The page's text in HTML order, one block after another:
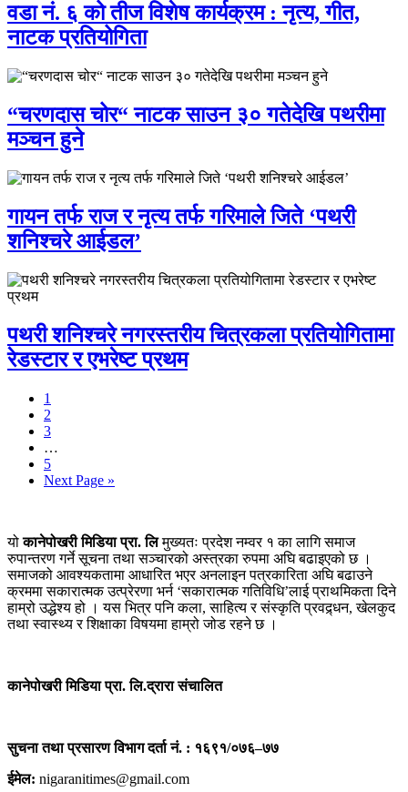
वडा नं. ६ को तीज विशेष कार्यक्रम : नृत्य, गीत,
नाटक प्रतियोगिता
“चरणदास चोर“ नाटक साउन ३० गतेदेखि पथरीमा
मञ्चन हुने
गायन तर्फ राज र नृत्य तर्फ गरिमाले जिते ‘पथरी
शनिश्चरे आईडल’
पथरी शनिश्चरे नगरस्तरीय चित्रकला प्रतियोगितामा
रेडस्टार र एभरेष्ट प्रथम
1
2
3
…
5
Next Page »
योकानेपोखरी मिडिया प्रा. लिमुख्यतः प्रदेश नम्वर १ का लागि समाज
रुपान्तरण गर्ने सूचना तथा सञ्चारको अस्त्रका रुपमा अघि बढाइएको छ ।
समाजको आवश्यकतामा आधारित भएर अनलाइन पत्रकारिता अघि बढाउने
क्रममा सकारात्मक उत्प्रेरणा भर्न ‘सकारात्मक गतिविधि’लाई प्राथमिकता दिने
हाम्रो उद्धेश्य हो । यस भित्र पनि कला, साहित्य र संस्कृति प्रवद्र्धन, खेलकुद
तथा स्वास्थ्य र शिक्षाका विषयमा हाम्रो जोड रहने छ ।
कानेपोखरी मिडिया प्रा. लि.द्रारा संचालित
सुचना तथा प्रसारण विभाग दर्ता नं. : १६९१/०७६–७७
ईमेल: nigaranitimes@gmail.com